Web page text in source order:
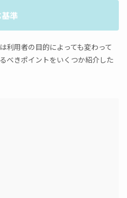
準
利用者の目的によっても変わって
べきポイントをいくつか紹介した